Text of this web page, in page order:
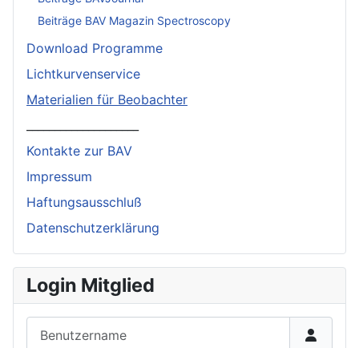
Beiträge BAV Magazin Spectroscopy
Download Programme
Lichtkurvenservice
Materialien für Beobachter
Kontakte zur BAV
Impressum
Haftungsausschluß
Datenschutzerklärung
Login Mitglied